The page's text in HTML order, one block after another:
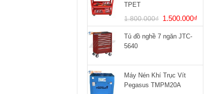
TPET
1.800.000₫ Giá
gốc
là:
1.500.000₫
hiện
Tủ đồ nghề 7 ngăn JTC-
5640
Máy Nén Khí Trục Vít
Pegasus TMPM20A